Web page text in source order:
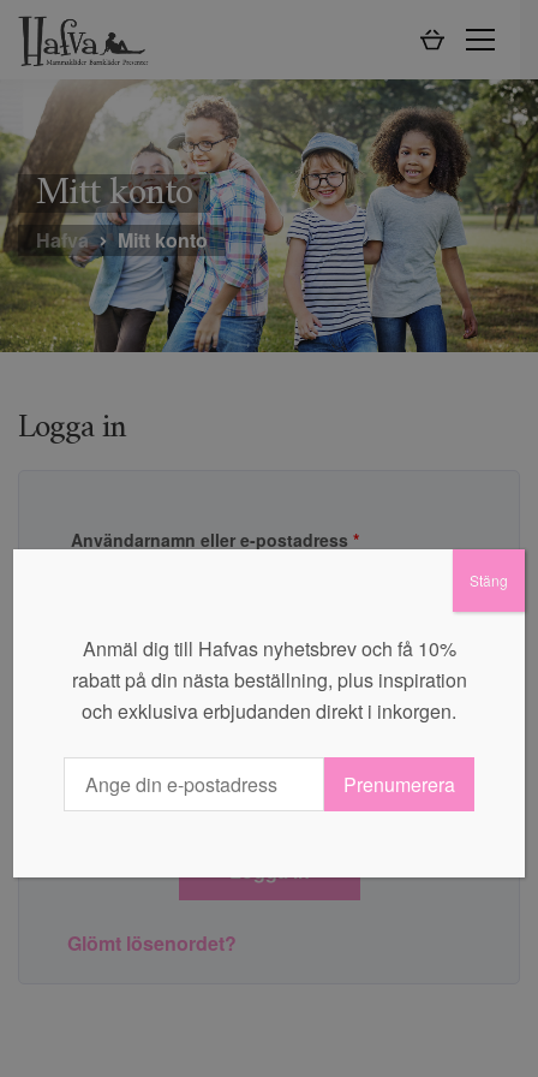
Mitt konto
Hafva Mitt konto
Logga in
Användarnamn eller e-postadress *
Lösenord*
Kom ihåg mig
Logga in
Glömt lösenordet?
Anmäl dig till Hafvas nyhetsbrev och få 10%
rabatt på din nästa beställning, plus inspiration
och exklusiva erbjudanden direkt i inkorgen.
Prenumerera
Stäng